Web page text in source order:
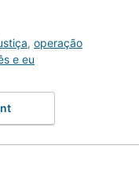
, operação
e eu